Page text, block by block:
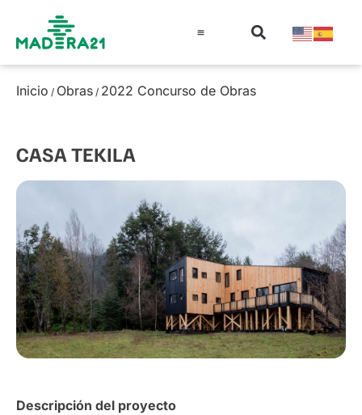
Inicio / Obras / 2022 Concurso de Obras
CASA TEKILA
Descripción del proyecto